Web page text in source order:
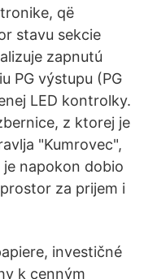
që
stavu sekcie
zapnutú
PG výstupu (PG
LED kontrolky.
z ktorej je
"Kumrovec",
napokon dobio
za prijem i
investičné
k cenným